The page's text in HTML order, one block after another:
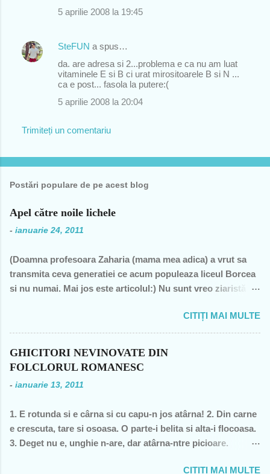
5 aprilie 2008 la 19:45
SteFUN a spus…
da. are adresa si 2...problema e ca nu am luat
vitaminele E si B ci urat mirositoarele B si N ...
ca e post... fasola la putere:(
5 aprilie 2008 la 20:04
Trimiteți un comentariu
Postări populare de pe acest blog
Apel către noile lichele
- ianuarie 24, 2011
(Doamna profesoara Zaharia (mama mea adica) a vrut sa
transmita ceva generatiei ce acum populeaza liceul Borcea
si nu numai. Mai jos este articolul:) Nu sunt vreo ziaristă
partid- n-am fost decât membră a PCR, câteva luni în 1989,
şi mi-a ajuns şi pentru perioada de după 1989-, nu sunt
scoate şi tâmpiţi în urma prestaţiei sale- asa cum rezultă
pdl-işti, aceasta nu e o înjurătură)! Recunosc acum că din
1990 şi până în acest an de graţie, am fost mereu în
opoziţie, chiar şi atunci când au ieşit cei pe care i-am votat-
CITIȚI MAI MULTE
GHICITORI NEVINOVATE DIN
FOLCLORUL ROMANESC
- ianuarie 13, 2011
1. E rotunda si e cârna si cu capu-n jos atârna! 2. Din carne
e crescuta, tare si osoasa. O parte-i belita si alta-i flocoasa.
3. Deget nu e, unghie n-are, dar atârna-ntre picioare.
o baga, o freaca, coboara, se spala si pleaca? 5. Ce se
CITIȚI MAI MULTE